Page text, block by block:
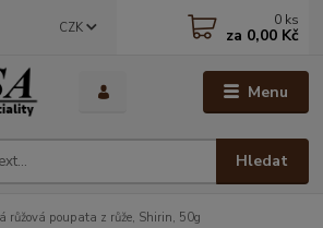
Menu
CZK
Hledat
0 ks
za 0,00 Kč
růžová poupata z růže, Shirin, 50g